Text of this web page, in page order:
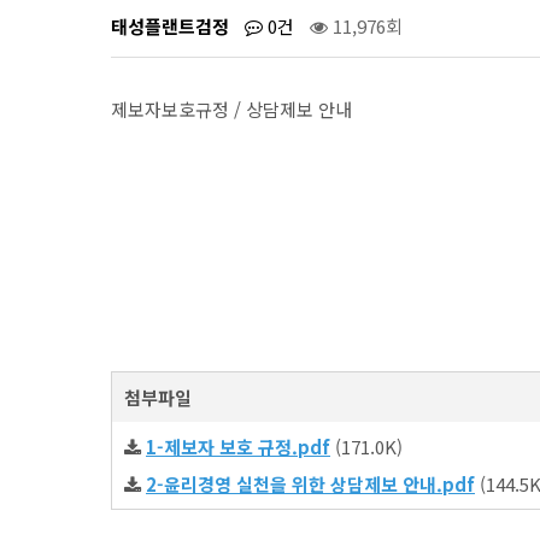
태성플랜트검정 0건 11,976회
제보자보호규정 / 상담제보 안내
첨부파일
1-제보자 보호 규정.pdf (171.0K)
2-윤리경영 실천을 위한 상담제보 안내.pdf